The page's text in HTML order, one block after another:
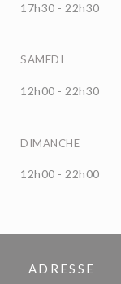
17h30 - 22h30
SAMEDI
12h00 - 22h30
DIMANCHE
12h00 - 22h00
ADRESSE